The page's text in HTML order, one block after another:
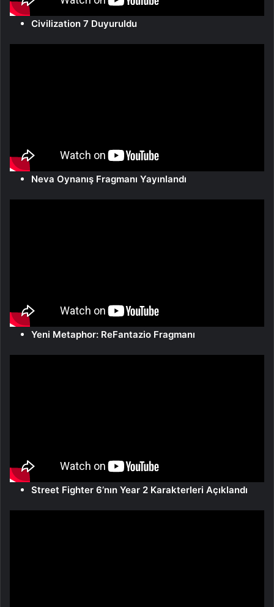
Civilization 7 Duyuruldu
Neva Oynanış Fragmanı Yayınlandı
Yeni Metaphor: ReFantazio Fragmanı
Street Fighter 6’nın Year 2 Karakterleri Açıklandı